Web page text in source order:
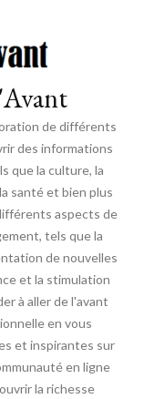
de différents
des informations
que la culture, la
santé et bien plus
aspects de
tels que la
de nouvelles
et la stimulation
à aller de l'avant
en vous
et inspirantes sur
en ligne
la richesse